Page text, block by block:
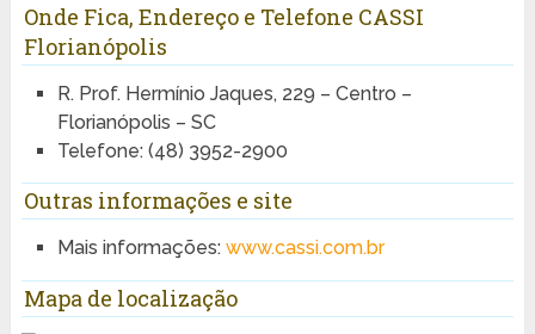
Onde Fica, Endereço e Telefone CASSI
Florianópolis
R. Prof. Hermínio Jaques, 229 – Centro –
Florianópolis – SC
Telefone: (48) 3952-2900
Outras informações e site
Mais informações: www.cassi.com.br
Mapa de localização